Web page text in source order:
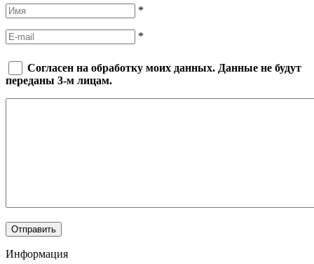
*
*
Согласен на обработку моих данных. Данные не будут
переданы 3-м лицам.
Информация